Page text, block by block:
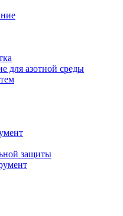
для азотной среды
защиты